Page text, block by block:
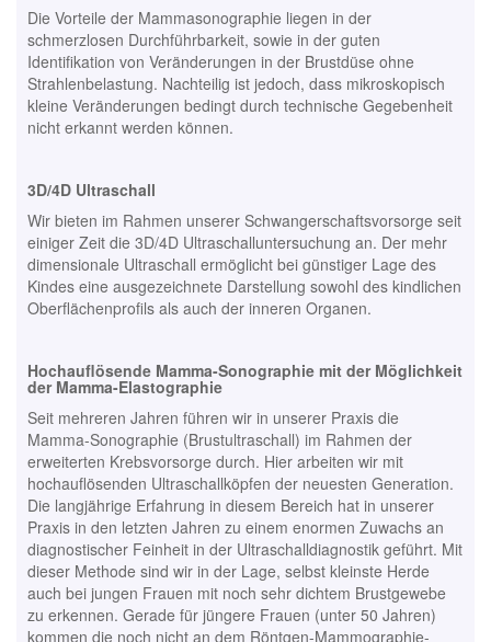
Die Vorteile der Mammasonographie liegen in der
schmerzlosen Durchführbarkeit, sowie in der guten
Identifikation von Veränderungen in der Brustdüse ohne
Strahlenbelastung. Nachteilig ist jedoch, dass mikroskopisch
kleine Veränderungen bedingt durch technische Gegebenheit
nicht erkannt werden können.
3D/4D Ultraschall
Wir bieten im Rahmen unserer Schwangerschaftsvorsorge seit
einiger Zeit die 3D/4D Ultraschalluntersuchung an. Der mehr
dimensionale Ultraschall ermöglicht bei günstiger Lage des
Kindes eine ausgezeichnete Darstellung sowohl des kindlichen
Oberflächenprofils als auch der inneren Organen.
Hochauflösende Mamma-Sonographie mit der Möglichkeit
der Mamma-Elastographie
Seit mehreren Jahren führen wir in unserer Praxis die
Mamma-Sonographie (Brustultraschall) im Rahmen der
erweiterten Krebsvorsorge durch. Hier arbeiten wir mit
hochauflösenden Ultraschallköpfen der neuesten Generation.
Die langjährige Erfahrung in diesem Bereich hat in unserer
Praxis in den letzten Jahren zu einem enormen Zuwachs an
diagnostischer Feinheit in der Ultraschalldiagnostik geführt. Mit
dieser Methode sind wir in der Lage, selbst kleinste Herde
auch bei jungen Frauen mit noch sehr dichtem Brustgewebe
zu erkennen. Gerade für jüngere Frauen (unter 50 Jahren)
kommen die noch nicht an dem Röntgen-Mammographie-